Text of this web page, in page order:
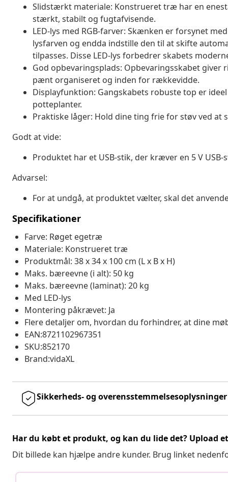
Slidstærkt materiale: Konstrueret træ har en
stærkt, stabilt og fugtafvisende.
LED-lys med RGB-farver: Skænken er forsynet
lysfarven og endda indstille den til at skifte
tilpasses. Disse LED-lys forbedrer skabets
God opbevaringsplads: Opbevaringsskabet giver
pænt organiseret og inden for rækkevidde.
Displayfunktion: Gangskabets robuste top er
potteplanter.
Praktiske låger: Hold dine ting frie for støv ved at
Godt at vide:
Produktet har et USB-stik, der kræver en 5 V
Advarsel:
For at undgå, at produktet vælter, skal det
Specifikationer
Farve: Røget egetræ
Materiale: Konstrueret træ
Produktmål: 38 x 34 x 100 cm (L x B x H)
Maks. bæreevne (i alt): 50 kg
Maks. bæreevne (laminat): 20 kg
Med LED-lys
Montering påkrævet: Ja
Flere detaljer om, hvordan du forhindrer, at dine
EAN:8721102967351
SKU:852170
Brand:vidaXL
Sikkerheds- og overensstemmelsesoplysninger
Har du købt et produkt, og kan du lide det? Upload
Dit billede kan hjælpe andre kunder. Brug linket